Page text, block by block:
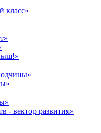
класс»
- вектор развития»